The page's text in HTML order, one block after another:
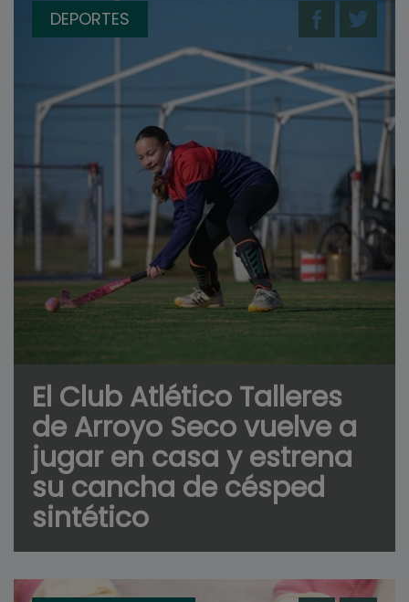
DEPORTES
El Club Atlético Talleres
de Arroyo Seco vuelve a
jugar en casa y estrena
su cancha de césped
sintético